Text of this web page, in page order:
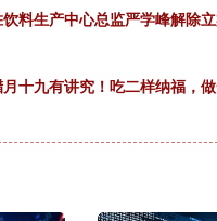
料生产中心总监严学峰解除
十九有讲究！吃二样纳福，做